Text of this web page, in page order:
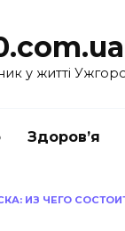
у житті
Здоров’я
ИЗ ЧЕГО